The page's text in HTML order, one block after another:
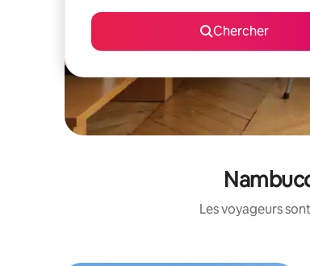
Chercher
Les voyageurs